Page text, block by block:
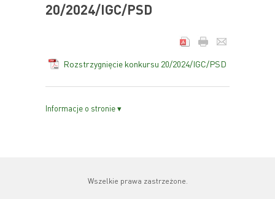
20/2024/IGC/PSD
Rozstrzygnięcie konkursu 20/2024/IGC/PSD
Informacje o stronie ▾
Wszelkie prawa zastrzeżone.